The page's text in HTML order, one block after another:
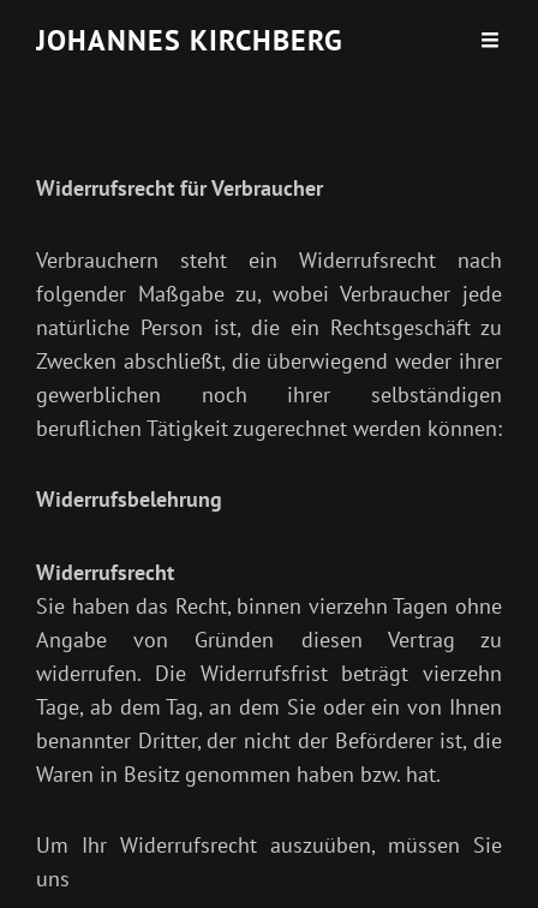
JOHANNES KIRCHBERG
Widerrufsrecht für Verbraucher
Verbrauchern steht ein Widerrufsrecht nach
folgender Maßgabe zu, wobei Verbraucher jede
natürliche Person ist, die ein Rechtsgeschäft zu
Zwecken abschließt, die überwiegend weder ihrer
gewerblichen noch ihrer selbständigen
beruflichen Tätigkeit zugerechnet werden können:
Widerrufsbelehrung
Widerrufsrecht
Sie haben das Recht, binnen vierzehn Tagen ohne
Angabe von Gründen diesen Vertrag zu
widerrufen. Die Widerrufsfrist beträgt vierzehn
Tage, ab dem Tag, an dem Sie oder ein von Ihnen
benannter Dritter, der nicht der Beförderer ist, die
Waren in Besitz genommen haben bzw. hat.
Um Ihr Widerrufsrecht auszuüben, müssen Sie
uns